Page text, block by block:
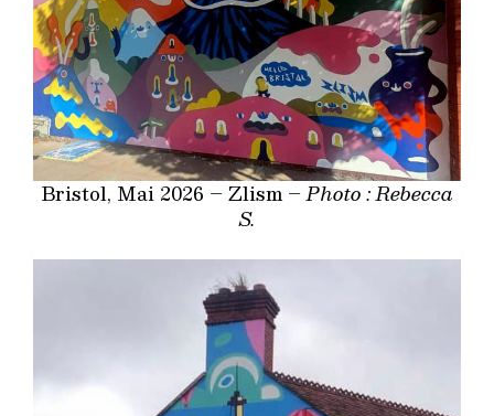
Bristol, Mai 2026 – Zlism –Photo : Rebecca
S.